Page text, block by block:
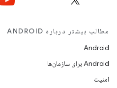
مطالب بیشتر درباره ANDROID
Android
Android برای سازمان‌ها
امنیت